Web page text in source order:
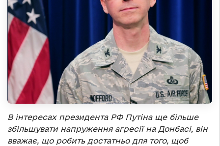
В інтересах президента РФ Путіна ще більше
збільшувати напруження агресії на Донбасі, він
вважає, що робить достатньо для того, щоб